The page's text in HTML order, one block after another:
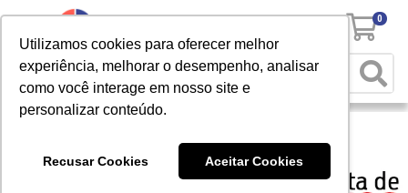
Utilizamos cookies para oferecer melhor
experiência, melhorar o desempenho, analisar
como você interage em nosso site e
personalizar conteúdo.
Recusar Cookies Aceitar Cookies
0